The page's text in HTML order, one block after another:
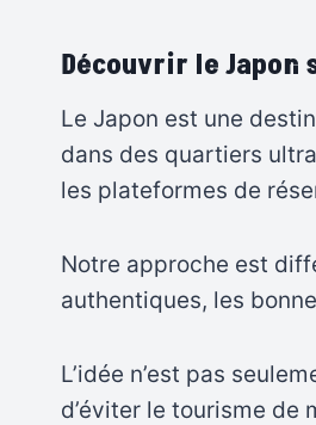
Découvrir le
Le Japon est une
dans des quartiers
les plateformes de
Notre approche est
authentiques, les
L’idée n’est pas
d’éviter le tourisme